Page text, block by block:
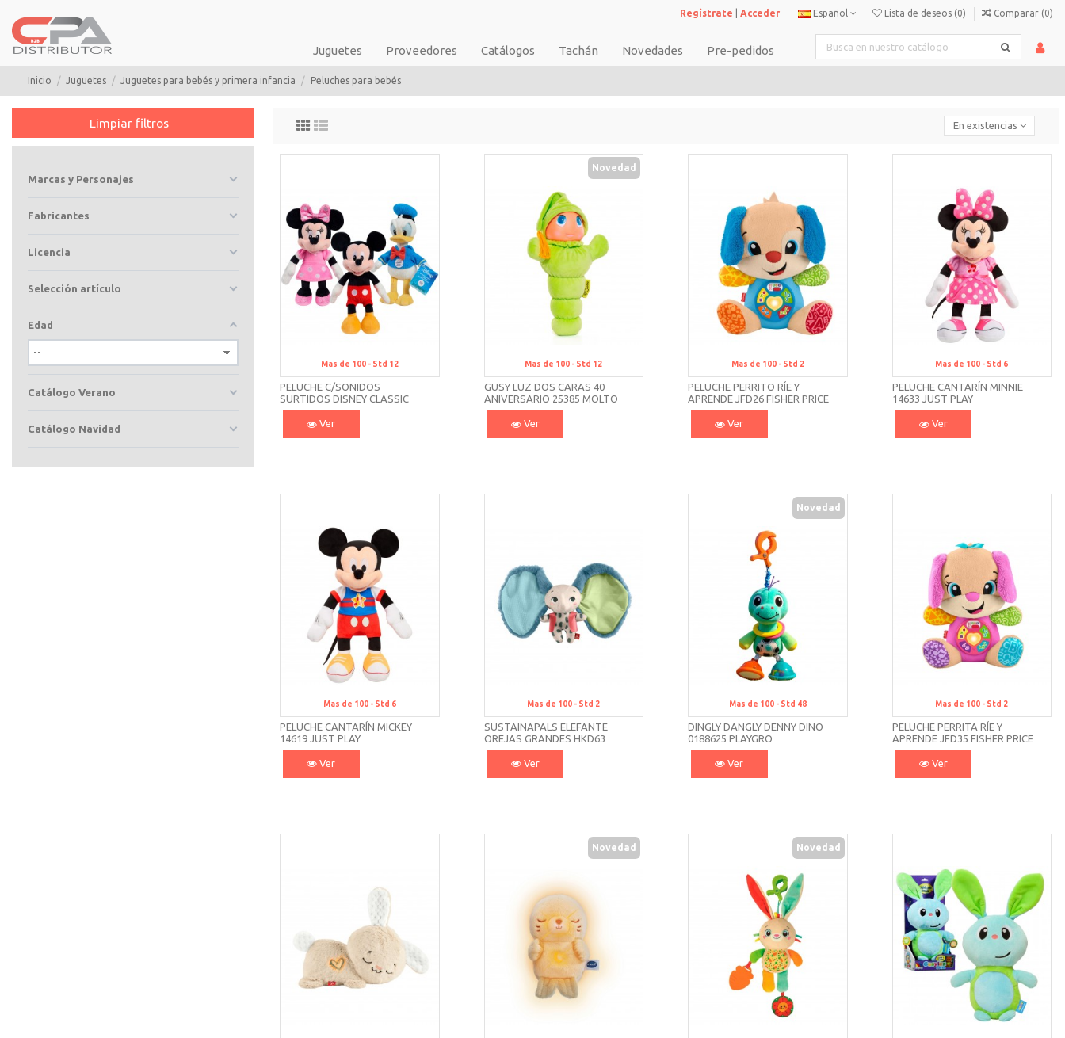
Regístrate Acceder Español Lista de deseos (0) Comparar (0)
Juguetes Proveedores Catálogos Tachán Novedades Pre-pedidos
Inicio Juguetes Juguetes para bebés y primera infancia Peluches para bebés
En existencias
Mas de 100 - Std 12
PELUCHE C/SONIDOS
SURTIDOS DISNEY CLASSIC
10935 JUST PLAY
Ver
Novedad
Mas de 100 - Std 12
GUSY LUZ DOS CARAS 40
ANIVERSARIO 25385 MOLTO
Ver
Mas de 100 - Std 2
PELUCHE PERRITO RÍE Y
APRENDE JFD26 FISHER PRICE
Ver
Mas de 100 - Std 6
PELUCHE CANTARÍN MINNIE
14633 JUST PLAY
Ver
Mas de 100 - Std 6
PELUCHE CANTARÍN MICKEY
14619 JUST PLAY
Ver
Mas de 100 - Std 2
SUSTAINAPALS ELEFANTE
OREJAS GRANDES HKD63
FISHER PRICE
Ver
Novedad
Mas de 100 - Std 48
DINGLY DANGLY DENNY DINO
0188625 PLAYGRO
Ver
Mas de 100 - Std 2
PELUCHE PERRITA RÍE Y
APRENDE JFD35 FISHER PRICE
Ver
Novedad Novedad
Limpiar filtros
Marcas y Personajes
Fabricantes
Licencia
Selección artículo
Edad
Catálogo Verano
Catálogo Navidad